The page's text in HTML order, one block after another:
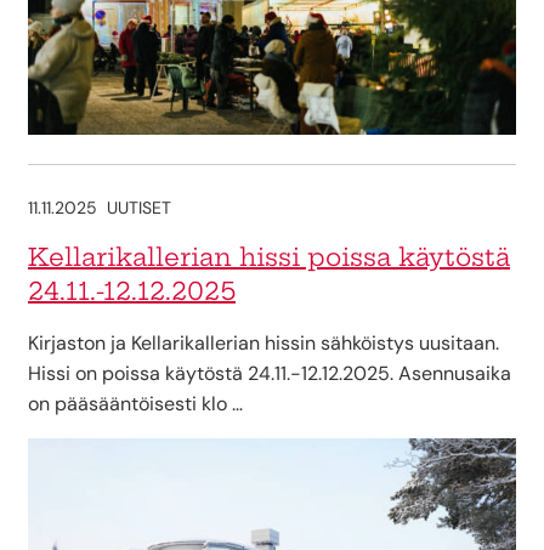
11.11.2025 UUTISET
Kellarikallerian hissi poissa käytöstä
24.11.-12.12.2025
Kirjaston ja Kellarikallerian hissin sähköistys uusitaan.
Hissi on poissa käytöstä 24.11.-12.12.2025. Asennusaika
on pääsääntöisesti klo …